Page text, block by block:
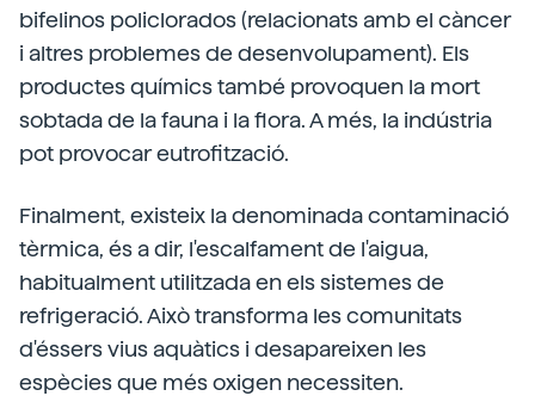
bifelinos policlorados (relacionats amb el càncer
i altres problemes de desenvolupament). Els
productes químics també provoquen la mort
sobtada de la fauna i la flora. A més, la indústria
pot provocar eutrofització.
Finalment, existeix la denominada contaminació
tèrmica, és a dir, l'escalfament de l'aigua,
habitualment utilitzada en els sistemes de
refrigeració. Això transforma les comunitats
d'éssers vius aquàtics i desapareixen les
espècies que més oxigen necessiten.